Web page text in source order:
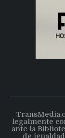
legalmente
ante la
de